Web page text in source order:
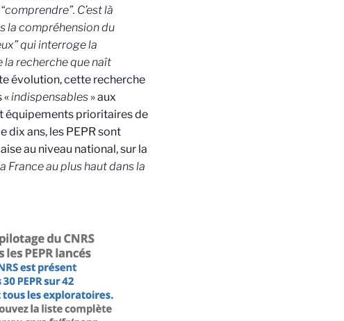
C’est là
la compréhension du
qui interroge la
la recherche que naît
évolution, cette recherche
«indispensables» aux
équipements prioritaires de
dix ans, les PEPR sont
au niveau national, sur la
au plus haut dans la